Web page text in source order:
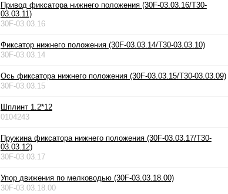
Привод фиксатора нижнего положения (30F-03.03.16/T30-
03.03.11)
30F-03.03.16
Фиксатор нижнего положения (30F-03.03.14/T30-03.03.10)
30F-03.03.14
Ось фиксатора нижнего положения (30F-03.03.15/T30-03.03.09)
30F-03.03.15
Шплинт 1.2*12
0104243
Пружина фиксатора нижнего положения (30F-03.03.17/T30-
03.03.12)
30F-03.03.17
Упор движения по мелководью (30F-03.03.18.00)
30F-03.03.18.00